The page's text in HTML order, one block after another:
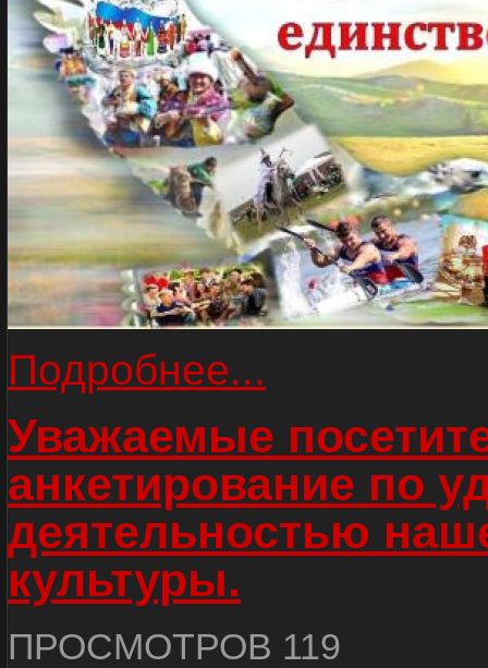
Подробнее...
Уважаемые
анкетирование по
деятельностью
культуры.
ПРОСМОТРОВ 119